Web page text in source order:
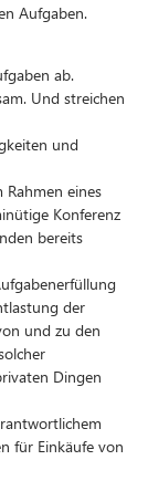
Aufgaben.
ab.
Und streichen
und
Rahmen eines
Konferenz
bereits
der
und zu den
Dingen
für Einkäufe von